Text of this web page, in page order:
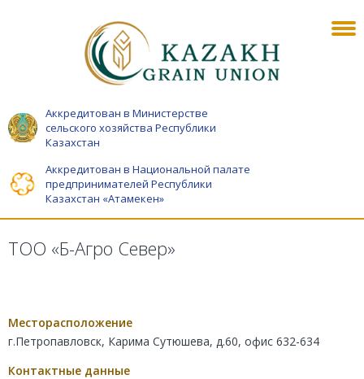
Аккредитован в Министерстве
сельского хозяйства Республики
Казахстан
Аккредитован в Национальной палате
предпринимателей Республики
Казахстан «Атамекен»
ТОО «Б-Агро Север»
Месторасположение
г.Петропавловск, Карима Сутюшева, д.60, офис 632-634
Контактные данные